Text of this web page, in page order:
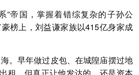
”帝国，掌握着错综复杂的子孙公
榜上，刘益谦家族以415亿身家成
。早年做过皮包、在城隍庙摆过地
租。但真正让他发达的，还是资本